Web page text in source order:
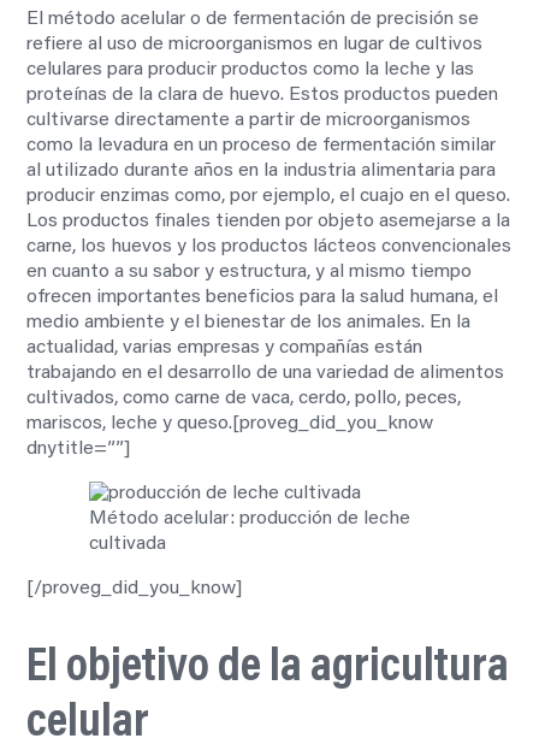
El método acelular o de fermentación de precisión se
refiere al uso de microorganismos en lugar de cultivos
celulares para producir productos como la leche y las
proteínas de la clara de huevo. Estos productos pueden
cultivarse directamente a partir de microorganismos
como la levadura en un proceso de fermentación similar
al utilizado durante años en la industria alimentaria para
producir enzimas como, por ejemplo, el cuajo en el queso.
Los productos finales tienden por objeto asemejarse a la
carne, los huevos y los productos lácteos convencionales
en cuanto a su sabor y estructura, y al mismo tiempo
ofrecen importantes beneficios para la salud humana, el
medio ambiente y el bienestar de los animales. En la
actualidad, varias empresas y compañías están
trabajando en el desarrollo de una variedad de alimentos
cultivados, como carne de vaca, cerdo, pollo, peces,
mariscos, leche y queso.[proveg_did_you_know
dnytitle=””]
Método acelular: producción de leche
cultivada
[/proveg_did_you_know]
El objetivo de la agricultura
celular